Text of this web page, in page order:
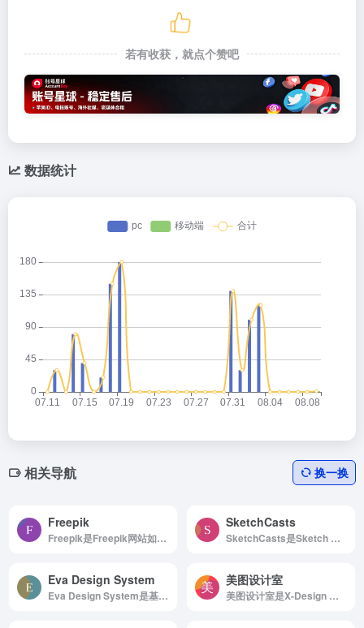
若有收获，就点个赞吧
数据统计
相关导航 换一换
Freepik
Freepik是Freepik网站如何使用 浏览...
SketchCasts
SketchCasts是Sketch 在线教程。
Eva Design System
Eva Design System是基于深度学习的色彩生成工具
美图设计室
美图设计室是X-Design 让你的想象力变为现实